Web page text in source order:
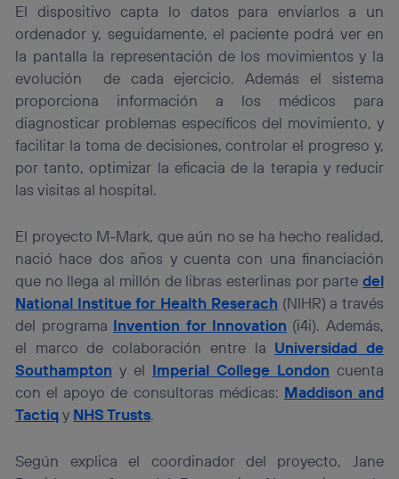
El dispositivo capta lo datos para enviarlos a un
ordenador y, seguidamente, el paciente podrá ver en
la pantalla la representación de los movimientos y la
evolución de cada ejercicio. Además el sistema
proporciona información a los médicos para
diagnosticar problemas específicos del movimiento, y
facilitar la toma de decisiones, controlar el progreso y,
por tanto, optimizar la eficacia de la terapia y reducir
las visitas al hospital.
El proyecto M-Mark, que aún no se ha hecho realidad,
nació hace dos años y cuenta con una financiación
que no llega al millón de libras esterlinas por parte del
National Institue for Health Reserach (NIHR) a través
del programa Invention for Innovation (i4i). Además,
el marco de colaboración entre la Universidad de
Southampton y el Imperial College London cuenta
con el apoyo de consultoras médicas: Maddison and
Tactiqy NHS Trusts.
Según explica el coordinador del proyecto, Jane